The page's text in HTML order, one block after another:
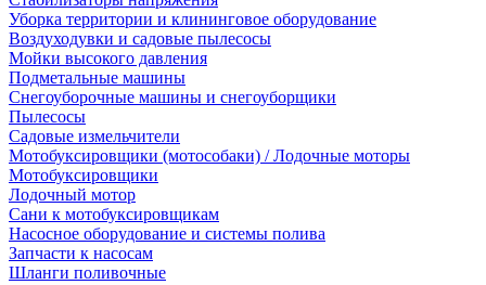
Уборка территории и клининговое оборудование
Воздуходувки и садовые пылесосы
Мойки высокого давления
Подметальные машины
Снегоуборочные машины и снегоуборщики
Пылесосы
Садовые измельчители
Мотобуксировщики (мотособаки) / Лодочные моторы
Мотобуксировщики
Лодочный мотор
Сани к мотобуксировщикам
Насосное оборудование и системы полива
Запчасти к насосам
Шланги поливочные